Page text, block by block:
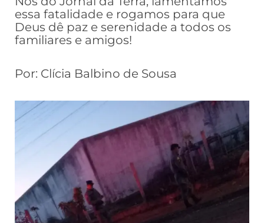
essa fatalidade e rogamos para que
Deus dê paz e serenidade a todos os
familiares e amigos!
Por: Clícia Balbino de Sousa